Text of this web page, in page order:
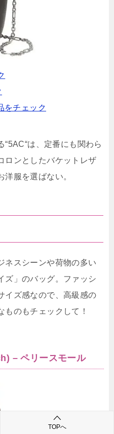
をチェック
“5AC“は、定番にも関わら
ロンとしたバケットレザ
服を選ばない。
ネスシーンや荷物の多い
ズ」のバッグ。ファッシ
イズ感なので、高級感の
ものもチェックして！
– ペリースモール
TOPへ